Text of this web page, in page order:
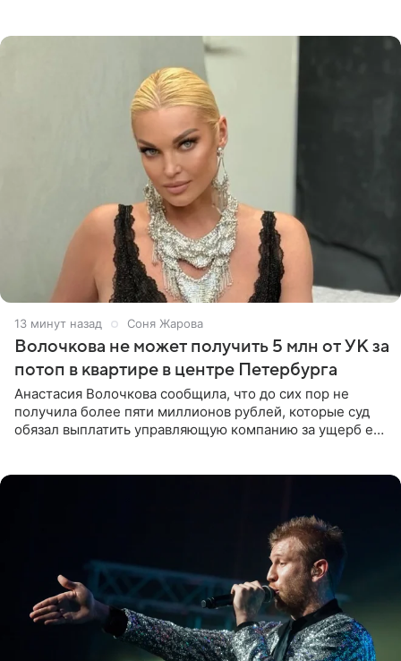
13 минут назад Соня Жарова
Волочкова не может получить 5 млн от УК за
потоп в квартире в центре Петербурга
Анастасия Волочкова сообщила, что до сих пор не
получила более пяти миллионов рублей, которые суд
обязал выплатить управляющую компанию за ущерб ее